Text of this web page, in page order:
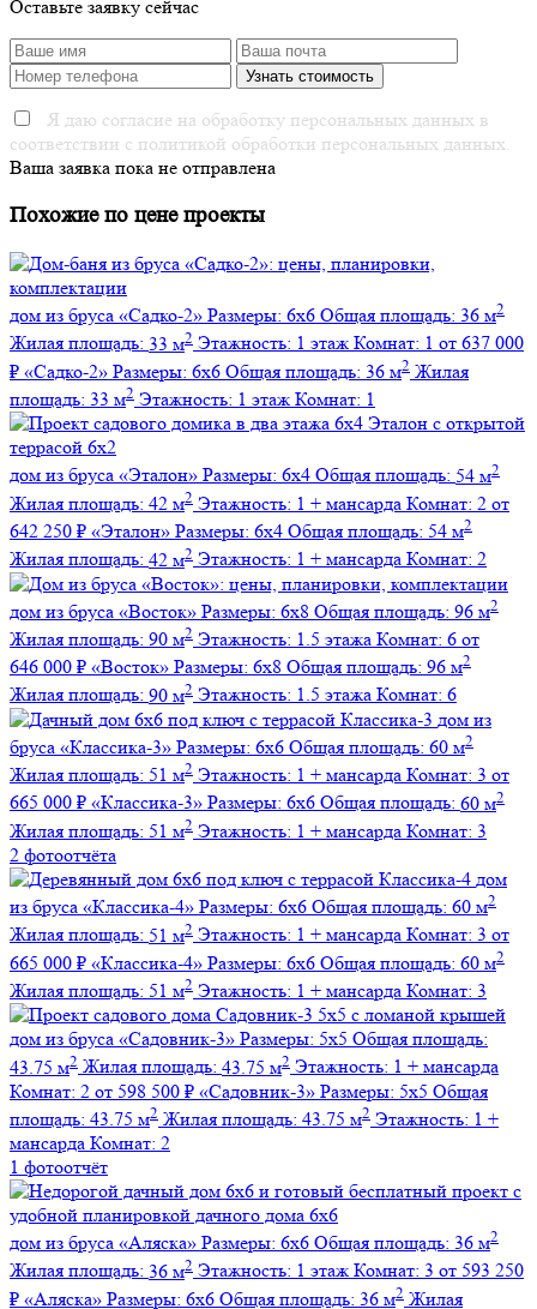
Оставьте заявку сейчас
Я даю согласие на обработку персональных данных в
соответствии с политикой обработки персональных данных.
Ваша заявка пока не отправлена
Похожие по цене проекты
дом из бруса «Садко-2» Размеры: 6х6 Общая площадь: 36 м2
Жилая площадь: 33 м2 Этажность: 1 этаж Комнат: 1 от 637 000
₽ «Садко-2» Размеры: 6х6 Общая площадь: 36 м2 Жилая
площадь: 33 м2 Этажность: 1 этаж Комнат: 1
дом из бруса «Эталон» Размеры: 6х4 Общая площадь: 54 м2
Жилая площадь: 42 м2 Этажность: 1 + мансарда Комнат: 2 от
642 250 ₽ «Эталон» Размеры: 6х4 Общая площадь: 54 м2
Жилая площадь: 42 м2 Этажность: 1 + мансарда Комнат: 2
дом из бруса «Восток» Размеры: 6х8 Общая площадь: 96 м2
Жилая площадь: 90 м2 Этажность: 1.5 этажа Комнат: 6 от
646 000 ₽ «Восток» Размеры: 6х8 Общая площадь: 96 м2
Жилая площадь: 90 м2 Этажность: 1.5 этажа Комнат: 6
дом из
бруса «Классика-3» Размеры: 6х6 Общая площадь: 60 м2
Жилая площадь: 51 м2 Этажность: 1 + мансарда Комнат: 3 от
665 000 ₽ «Классика-3» Размеры: 6х6 Общая площадь: 60 м2
Жилая площадь: 51 м2 Этажность: 1 + мансарда Комнат: 3
2 фотоотчёта
дом
из бруса «Классика-4» Размеры: 6х6 Общая площадь: 60 м2
Жилая площадь: 51 м2 Этажность: 1 + мансарда Комнат: 3 от
665 000 ₽ «Классика-4» Размеры: 6х6 Общая площадь: 60 м2
Жилая площадь: 51 м2 Этажность: 1 + мансарда Комнат: 3
дом из бруса «Садовник-3» Размеры: 5х5 Общая площадь:
43.75 м2 Жилая площадь: 43.75 м2 Этажность: 1 + мансарда
Комнат: 2 от 598 500 ₽ «Садовник-3» Размеры: 5х5 Общая
площадь: 43.75 м2 Жилая площадь: 43.75 м2 Этажность: 1 +
мансарда Комнат: 2
1 фотоотчёт
дом из бруса «Аляска» Размеры: 6х6 Общая площадь: 36 м2
Жилая площадь: 36 м2 Этажность: 1 этаж Комнат: 3 от 593 250
₽ «Аляска» Размеры: 6х6 Общая площадь: 36 м2 Жилая